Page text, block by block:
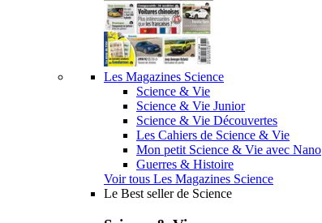
Les Magazines Science
Science & Vie
Science & Vie Junior
Science & Vie Découvertes
Les Cahiers de Science & Vie
Mon petit Science & Vie avec Nano
Guerres & Histoire
Voir tous Les Magazines Science
Le Best seller de Science